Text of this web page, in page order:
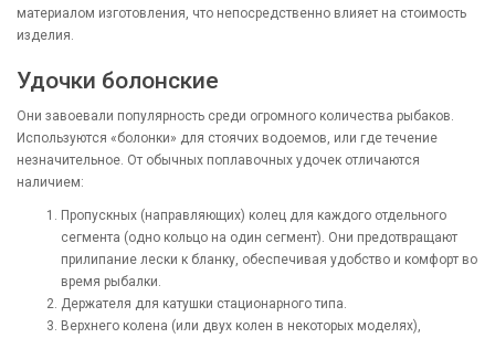
материалом изготовления, что непосредственно влияет на стоимость
изделия.
Удочки болонские
Они завоевали популярность среди огромного количества рыбаков.
Используются «болонки» для стоячих водоемов, или где течение
незначительное. От обычных поплавочных удочек отличаются
наличием:
Пропускных (направляющих) колец для каждого отдельного
сегмента (одно кольцо на один сегмент). Они предотвращают
прилипание лески к бланку, обеспечивая удобство и комфорт во
время рыбалки.
Держателя для катушки стационарного типа.
Верхнего колена (или двух колен в некоторых моделях),